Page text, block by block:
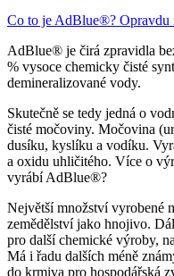
Co to je AdBlue®? Opravdu
AdBlue® je čirá zpravidla
% vysoce chemicky čisté
demineralizované vody.
Skutečně se tedy jedná o
čisté močoviny. Močovina
dusíku, kyslíku a vodíku.
a oxidu uhličitého. Více o
vyrábí AdBlue®?
Největší množství vyrobené
zemědělství jako hnojivo.
pro další chemické výroby,
Má i řadu dalších méně
do krmiva pro hospodářská